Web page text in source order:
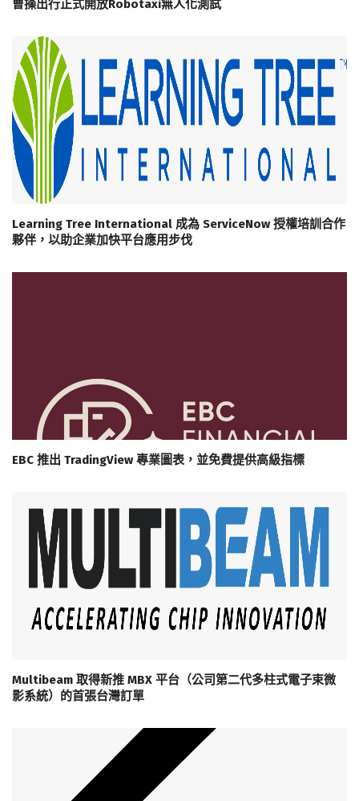
曹操出行正式開放Robotaxi無人化測試
Learning Tree International 成為 ServiceNow 授權培訓合作
夥伴，以助企業加快平台應用步伐
EBC 推出 TradingView 專業圖表，並免費提供高級指標
Multibeam 取得新推 MBX 平台（公司第二代多柱式電子束微
影系統）的首張台灣訂單